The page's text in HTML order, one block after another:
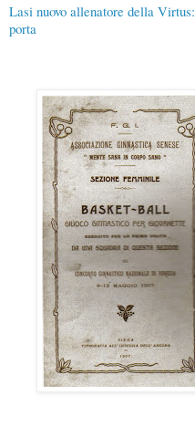
Lasi nuovo allenatore della
porta